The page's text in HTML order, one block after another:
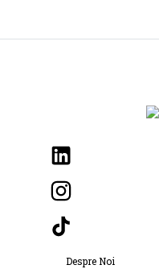
Despre Noi